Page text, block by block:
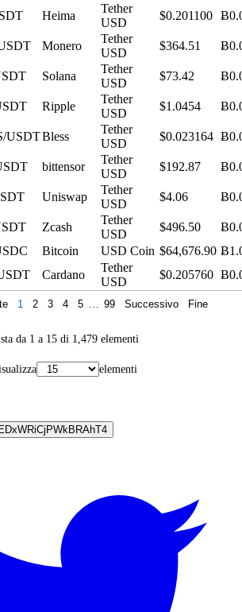
Heima
Tether
USD
$0.201100
Monero
Tether
USD
$364.51
Solana
Tether
USD
$73.42
Ripple
Tether
USD
$1.0454
USDTBless
Tether
USD
$0.023164
bittensor
Tether
USD
$192.87
Uniswap
Tether
USD
$4.06
Zcash
Tether
USD
$496.50
Bitcoin USD Coin $64,676.90
Cardano
Tether
USD
$0.205760
da 1 a 15 di 1,479 elementi
elementi
1 2 3 4 5 99 Successivo Fine